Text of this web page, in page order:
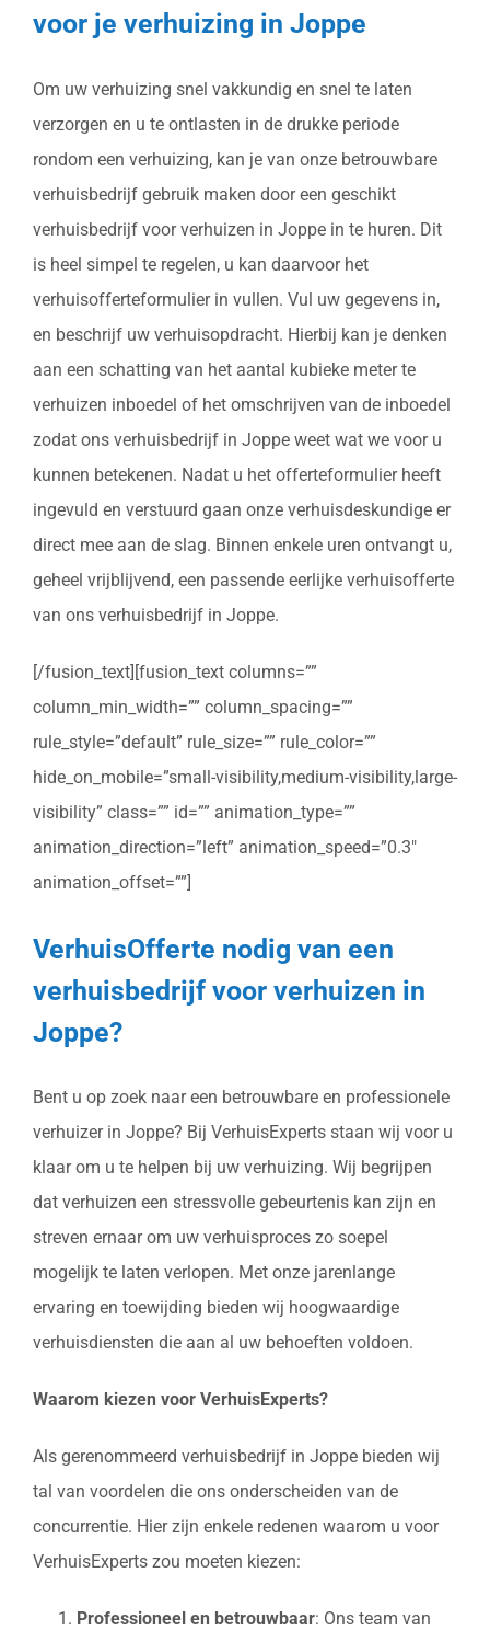
voor je verhuizing in Joppe
Om uw verhuizing snel vakkundig en snel te laten
verzorgen en u te ontlasten in de drukke periode
rondom een verhuizing, kan je van onze betrouwbare
verhuisbedrijf gebruik maken door een geschikt
verhuisbedrijf voor verhuizen in Joppe in te huren. Dit
is heel simpel te regelen, u kan daarvoor het
verhuisofferteformulier in vullen. Vul uw gegevens in,
en beschrijf uw verhuisopdracht. Hierbij kan je denken
aan een schatting van het aantal kubieke meter te
verhuizen inboedel of het omschrijven van de inboedel
zodat ons verhuisbedrijf in Joppe weet wat we voor u
kunnen betekenen. Nadat u het offerteformulier heeft
ingevuld en verstuurd gaan onze verhuisdeskundige er
direct mee aan de slag. Binnen enkele uren ontvangt u,
geheel vrijblijvend, een passende eerlijke verhuisofferte
van ons verhuisbedrijf in Joppe.
[/fusion_text][fusion_text columns=””
column_min_width=”” column_spacing=””
rule_style=”default” rule_size=”” rule_color=””
hide_on_mobile=”small-visibility,medium-visibility,large-
visibility” class=”” id=”” animation_type=””
animation_direction=”left” animation_speed=”0.3″
animation_offset=””]
VerhuisOfferte nodig van een
verhuisbedrijf voor verhuizen in
Joppe?
Bent u op zoek naar een betrouwbare en professionele
verhuizer in Joppe? Bij VerhuisExperts staan wij voor u
klaar om u te helpen bij uw verhuizing. Wij begrijpen
dat verhuizen een stressvolle gebeurtenis kan zijn en
streven ernaar om uw verhuisproces zo soepel
mogelijk te laten verlopen. Met onze jarenlange
ervaring en toewijding bieden wij hoogwaardige
verhuisdiensten die aan al uw behoeften voldoen.
Waarom kiezen voor VerhuisExperts?
Als gerenommeerd verhuisbedrijf in Joppe bieden wij
tal van voordelen die ons onderscheiden van de
concurrentie. Hier zijn enkele redenen waarom u voor
VerhuisExperts zou moeten kiezen:
Professioneel en betrouwbaar: Ons team van